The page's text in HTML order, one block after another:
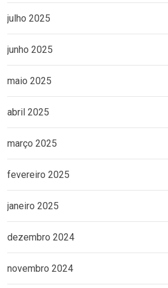
julho 2025
junho 2025
maio 2025
abril 2025
março 2025
fevereiro 2025
janeiro 2025
dezembro 2024
novembro 2024